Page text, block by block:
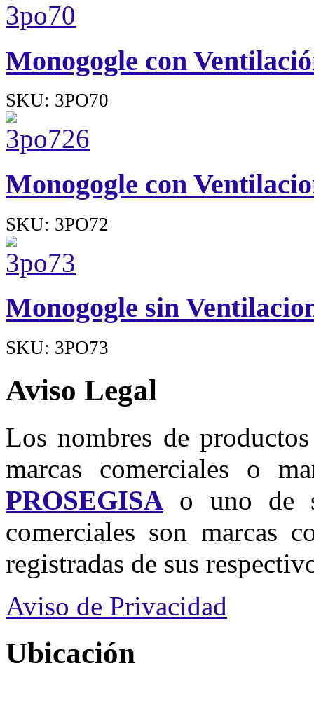
Monogogle con
SKU: 3PO70
Monogogle con
SKU: 3PO72
Monogogle sin
SKU: 3PO73
Aviso Legal
Los nombres de
marcas comerciales o
PROSEGISA o uno de
comerciales son marcas
registradas de sus
Aviso de Privacidad
Ubicación